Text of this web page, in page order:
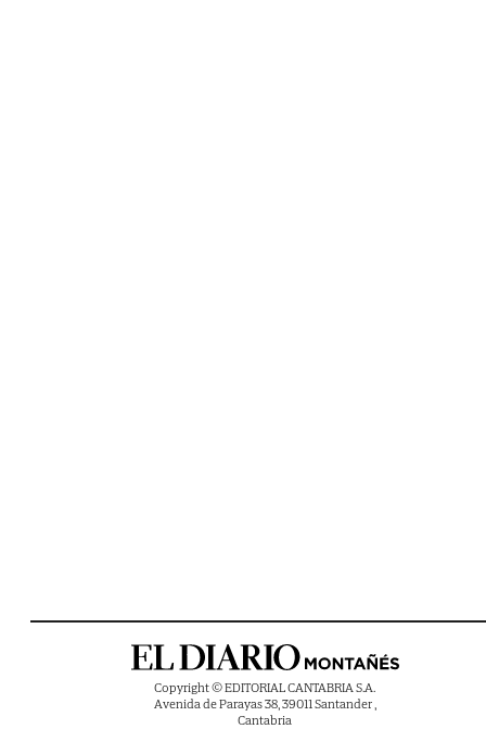
Copyright © EDITORIAL CANTABRIA S.A.
Avenida de Parayas 38, 39011 Santander ,
Cantabria